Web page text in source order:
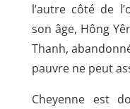
l’autre côté de
son âge, Hông
Thanh,
pauvre ne peut
Cheyenne est